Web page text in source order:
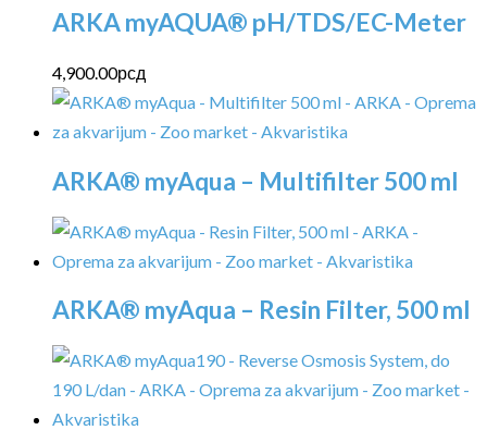
ARKA myAQUA® pH/TDS/EC-Meter
4,900.00рсд
ARKA® myAqua – Multifilter 500 ml
ARKA® myAqua – Resin Filter, 500 ml